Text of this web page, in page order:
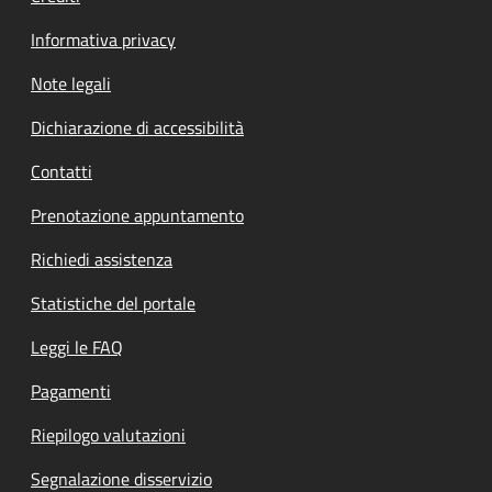
Informativa privacy
Note legali
Dichiarazione di accessibilità
Contatti
Prenotazione appuntamento
Richiedi assistenza
Statistiche del portale
Leggi le FAQ
Pagamenti
Riepilogo valutazioni
Segnalazione disservizio